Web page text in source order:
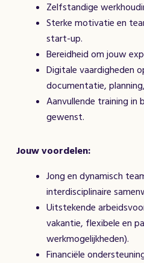
Zelfstandige
Sterke motivatie en
start-up.
Bereidheid om jouw
Digitale vaardigheden
documentatie,
Aanvullende training in
gewenst.
Jouw voordelen:
Jong en dynamisch
interdisciplinaire
Uitstekende
vakantie, flexibele en
werkmogelijkheden).
Financiële